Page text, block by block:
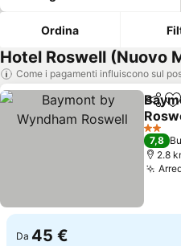
Ordina
Hotel Roswell (Nuovo
Come i pagamenti influiscono sul
2 Stelle
7,8
2.8
Da 45 €